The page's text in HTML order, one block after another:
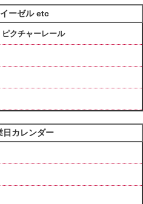
ーゼル etc
クチャーレール
日カレンダー